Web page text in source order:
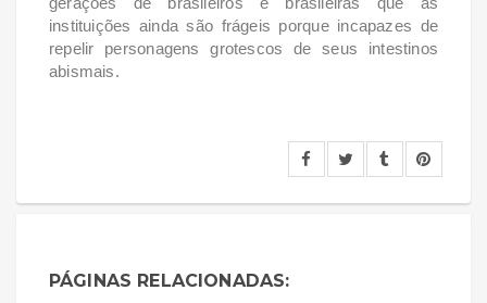
instituições ainda são frágeis porque incapazes de
repelir personagens grotescos de seus intestinos
abismais.
PÁGINAS RELACIONADAS: